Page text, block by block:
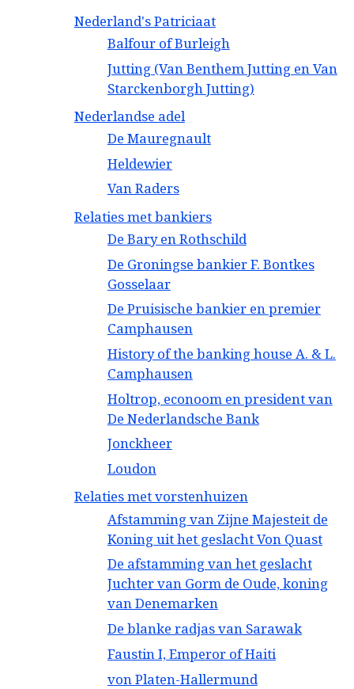
Nederland's Patriciaat
Balfour of Burleigh
Jutting (Van Benthem Jutting en Van
Starckenborgh Jutting)
Nederlandse adel
De Mauregnault
Heldewier
Van Raders
Relaties met bankiers
De Bary en Rothschild
De Groningse bankier F. Bontkes
Gosselaar
De Pruisische bankier en premier
Camphausen
History of the banking house A. & L.
Camphausen
Holtrop, econoom en president van
De Nederlandsche Bank
Jonckheer
Loudon
Relaties met vorstenhuizen
Afstamming van Zijne Majesteit de
Koning uit het geslacht Von Quast
De afstamming van het geslacht
Juchter van Gorm de Oude, koning
van Denemarken
De blanke radjas van Sarawak
Faustin I, Emperor of Haiti
von Platen-Hallermund